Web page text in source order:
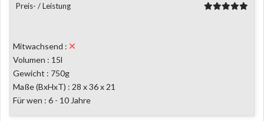
Preis- / Leistung
Mitwachsend :
Volumen : 15l
Gewicht : 750g
Maße (BxHxT) : 28 x 36 x 21
Für wen : 6 - 10 Jahre